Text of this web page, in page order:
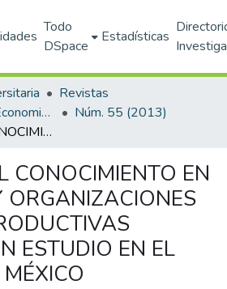
Todo
DSpace
Estadísticas
Revistas
Hitos de Ciencias Economico Administrativas
Núm. 55 (2013)
GESTIÓN DEL CONOCIMIENTO EN EMPRESAS Y ORGANIZACIONES SOCIALES PRODUCTIVAS EXITOSAS. UN ESTUDIO EN EL SURESTE DE MÉXICO
CONOCIMIENTO EN
ORGANIZACIONES
ESTUDIO EN EL